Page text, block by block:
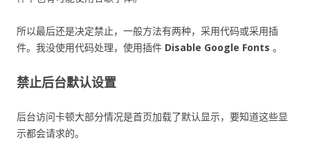
所以最后还是决定禁止，一般方法有两种，采用代码或采用插
件。我没使用代码处理，使用插件 Disable Google Fonts 。
禁止后台默认设置
后台访问卡顿大部分情况是首页加载了默认显示，要知道这些显
示都会请求的。